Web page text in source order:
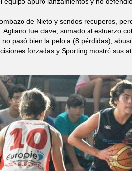
de Nieto y sendos recuperos,
Agliano fue clave, sumado al esfuerzo
no pasó bien la pelota (8 pérdidas),
forzadas y Sporting mostró sus